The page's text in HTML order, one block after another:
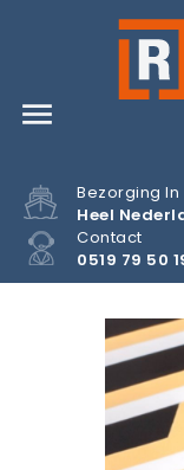

Bezorging In
Heel
Contact
0519 79 50